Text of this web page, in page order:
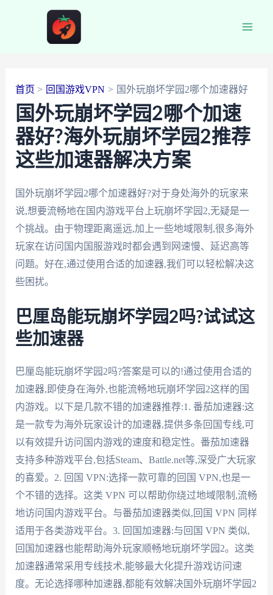
首页 回国游戏VPN 国外玩崩坏学园2哪个加速器好
国外玩崩坏学园2哪个加速
器好?海外玩崩坏学园2推荐
这些加速器解决方案
国外玩崩坏学园2哪个加速器好?对于身处海外的玩家来
说,想要流畅地在国内游戏平台上玩崩坏学园2,无疑是一
个挑战。由于物理距离遥远,加上一些地域限制,很多海外
玩家在访问国内国服游戏时都会遇到网速慢、延迟高等
问题。好在,通过使用合适的加速器,我们可以轻松解决这
些困扰。
巴厘岛能玩崩坏学园2吗?试试这
些加速器
巴厘岛能玩崩坏学园2吗?答案是可以的!通过使用合适的
加速器,即使身在海外,也能流畅地玩崩坏学园2这样的国
内游戏。以下是几款不错的加速器推荐:1. 番茄加速器:这
是一款专为海外玩家设计的加速器,提供多条回国专线,可
以有效提升访问国内游戏的速度和稳定性。番茄加速器
支持多种游戏平台,包括Steam、Battle.net等,深受广大玩家
的喜爱。2. 回国 VPN:选择一款可靠的回国 VPN,也是一
个不错的选择。这类 VPN 可以帮助你绕过地域限制,流畅
地访问国内游戏平台。与番茄加速器类似,回国 VPN 同样
适用于各类游戏平台。3. 回国加速器:与回国 VPN 类似,
回国加速器也能帮助海外玩家顺畅地玩崩坏学园2。这类
加速器通常采用专线技术,能够最大化提升游戏访问速
度。无论选择哪种加速器,都能有效解决国外玩崩坏学园2